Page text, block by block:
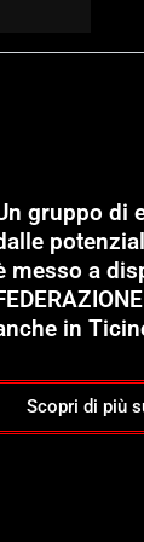
gruppo di
messo a
in
Scopri di più